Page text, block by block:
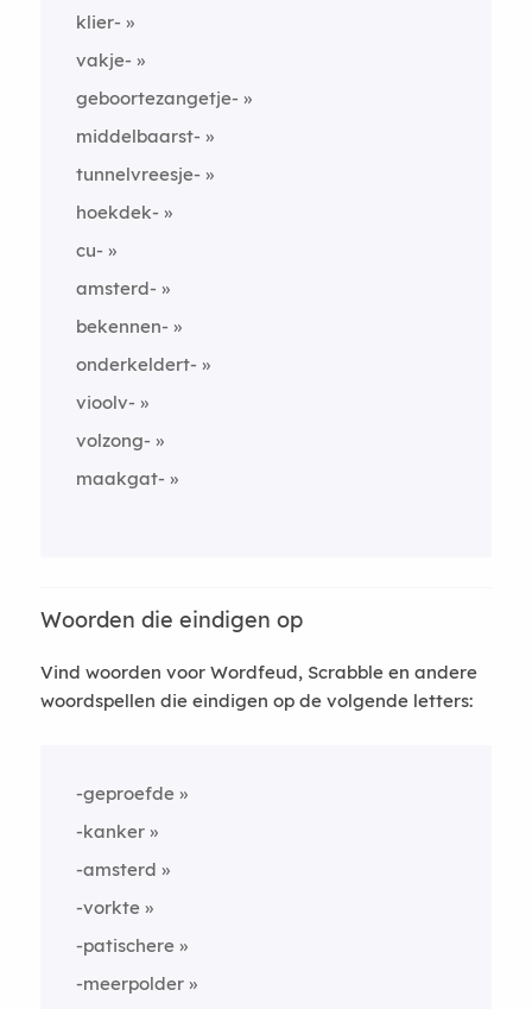
klier-
vakje-
geboortezangetje-
middelbaarst-
tunnelvreesje-
hoekdek-
cu-
amsterd-
bekennen-
onderkeldert-
vioolv-
volzong-
maakgat-
Woorden die eindigen op
Vind woorden voor Wordfeud, Scrabble en andere
woordspellen die eindigen op de volgende letters:
-geproefde
-kanker
-amsterd
-vorkte
-patischere
-meerpolder